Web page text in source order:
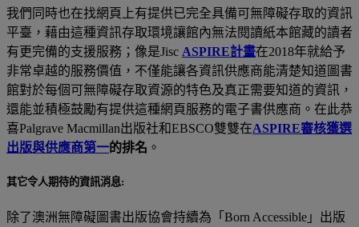
我們同時也在找網頁上有提供已完全具備可無障礙存取的資訊
平臺，藉由這種資訊存取環境讓館內無法閱讀紙本館藏的讀者
有更完備的支援服務；像是Jisc ASPIRE計畫在2018年就給予
非常卓越的服務價值，不僅能讓各資訊供應商能清楚知道圖書
館對於每個可無障礙存取資源的特色及真正需要知道的資訊，
還能並積極鼓勵有提供這種網頁服務的電子書供應商。在此恭
喜Palgrave Macmillan出版社和EBSCO雙雙在ASPIRE審核獲選
出版與供應商第一的排名 。
其它令人期待的資訊消息:
除了澳洲無障礙圖書出版協會持續為「Born Accessible」出版